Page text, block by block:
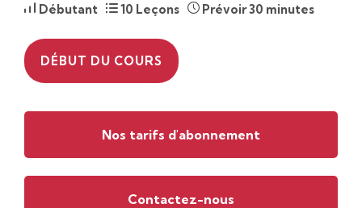
Débutant 10 Leçons Prévoir 30 minutes
DÉBUT DU COURS
Nos tarifs d'abonnement
Contactez-nous